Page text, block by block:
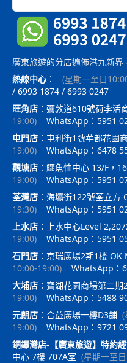
廣東旅遊的分店遍佈港九新界
熱線中心 ： (星期一至日
/ 6993 1874 / 6993 0247
旺角店 ： 彌敦道610號荷李活
19:00)
WhatsApp：5951
屯門店 ： 屯利街1號華都花園
19:00)
WhatsApp：6478
觀塘店 ： 鱷魚恤中心 13/F，
19:00)
WhatsApp：5951
荃灣店 ： 海壩街122號荃立方
19:30)
WhatsApp：5951
上水店 ： 上水中心Level
19:00)
WhatsApp：5951
石門店 ： 京瑞廣場2期1楼 OK
10:00-19:00)
WhatsApp：
大埔店 ： 寶湖花園商場第二期
19:00)
WhatsApp：5488
元朗店 ： 合益廣場一樓D3鋪 (
19:00)
WhatsApp：9721
銅鑼灣店-【廣東旅遊】特約
中心 7樓 707A室 (星期一至